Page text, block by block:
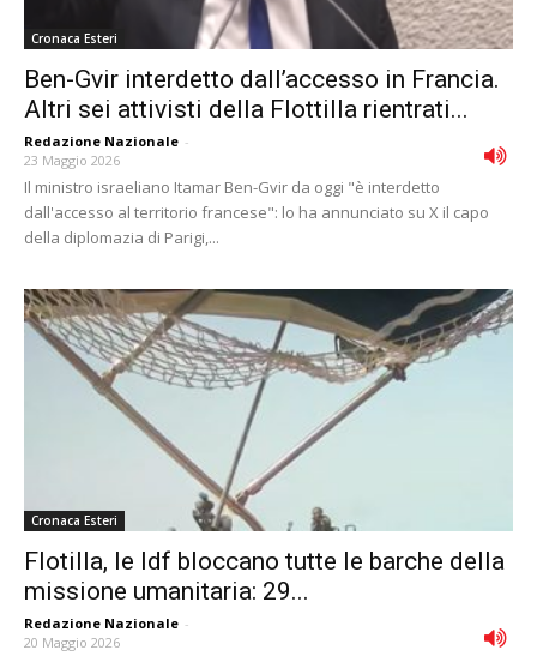
Cronaca Esteri
Ben-Gvir interdetto dall’accesso in Francia.
Altri sei attivisti della Flottilla rientrati...
Redazione Nazionale -
23 Maggio 2026
Il ministro israeliano Itamar Ben-Gvir da oggi "è interdetto
dall'accesso al territorio francese": lo ha annunciato su X il capo
della diplomazia di Parigi,...
Cronaca Esteri
Flotilla, le Idf bloccano tutte le barche della
missione umanitaria: 29...
Redazione Nazionale -
20 Maggio 2026